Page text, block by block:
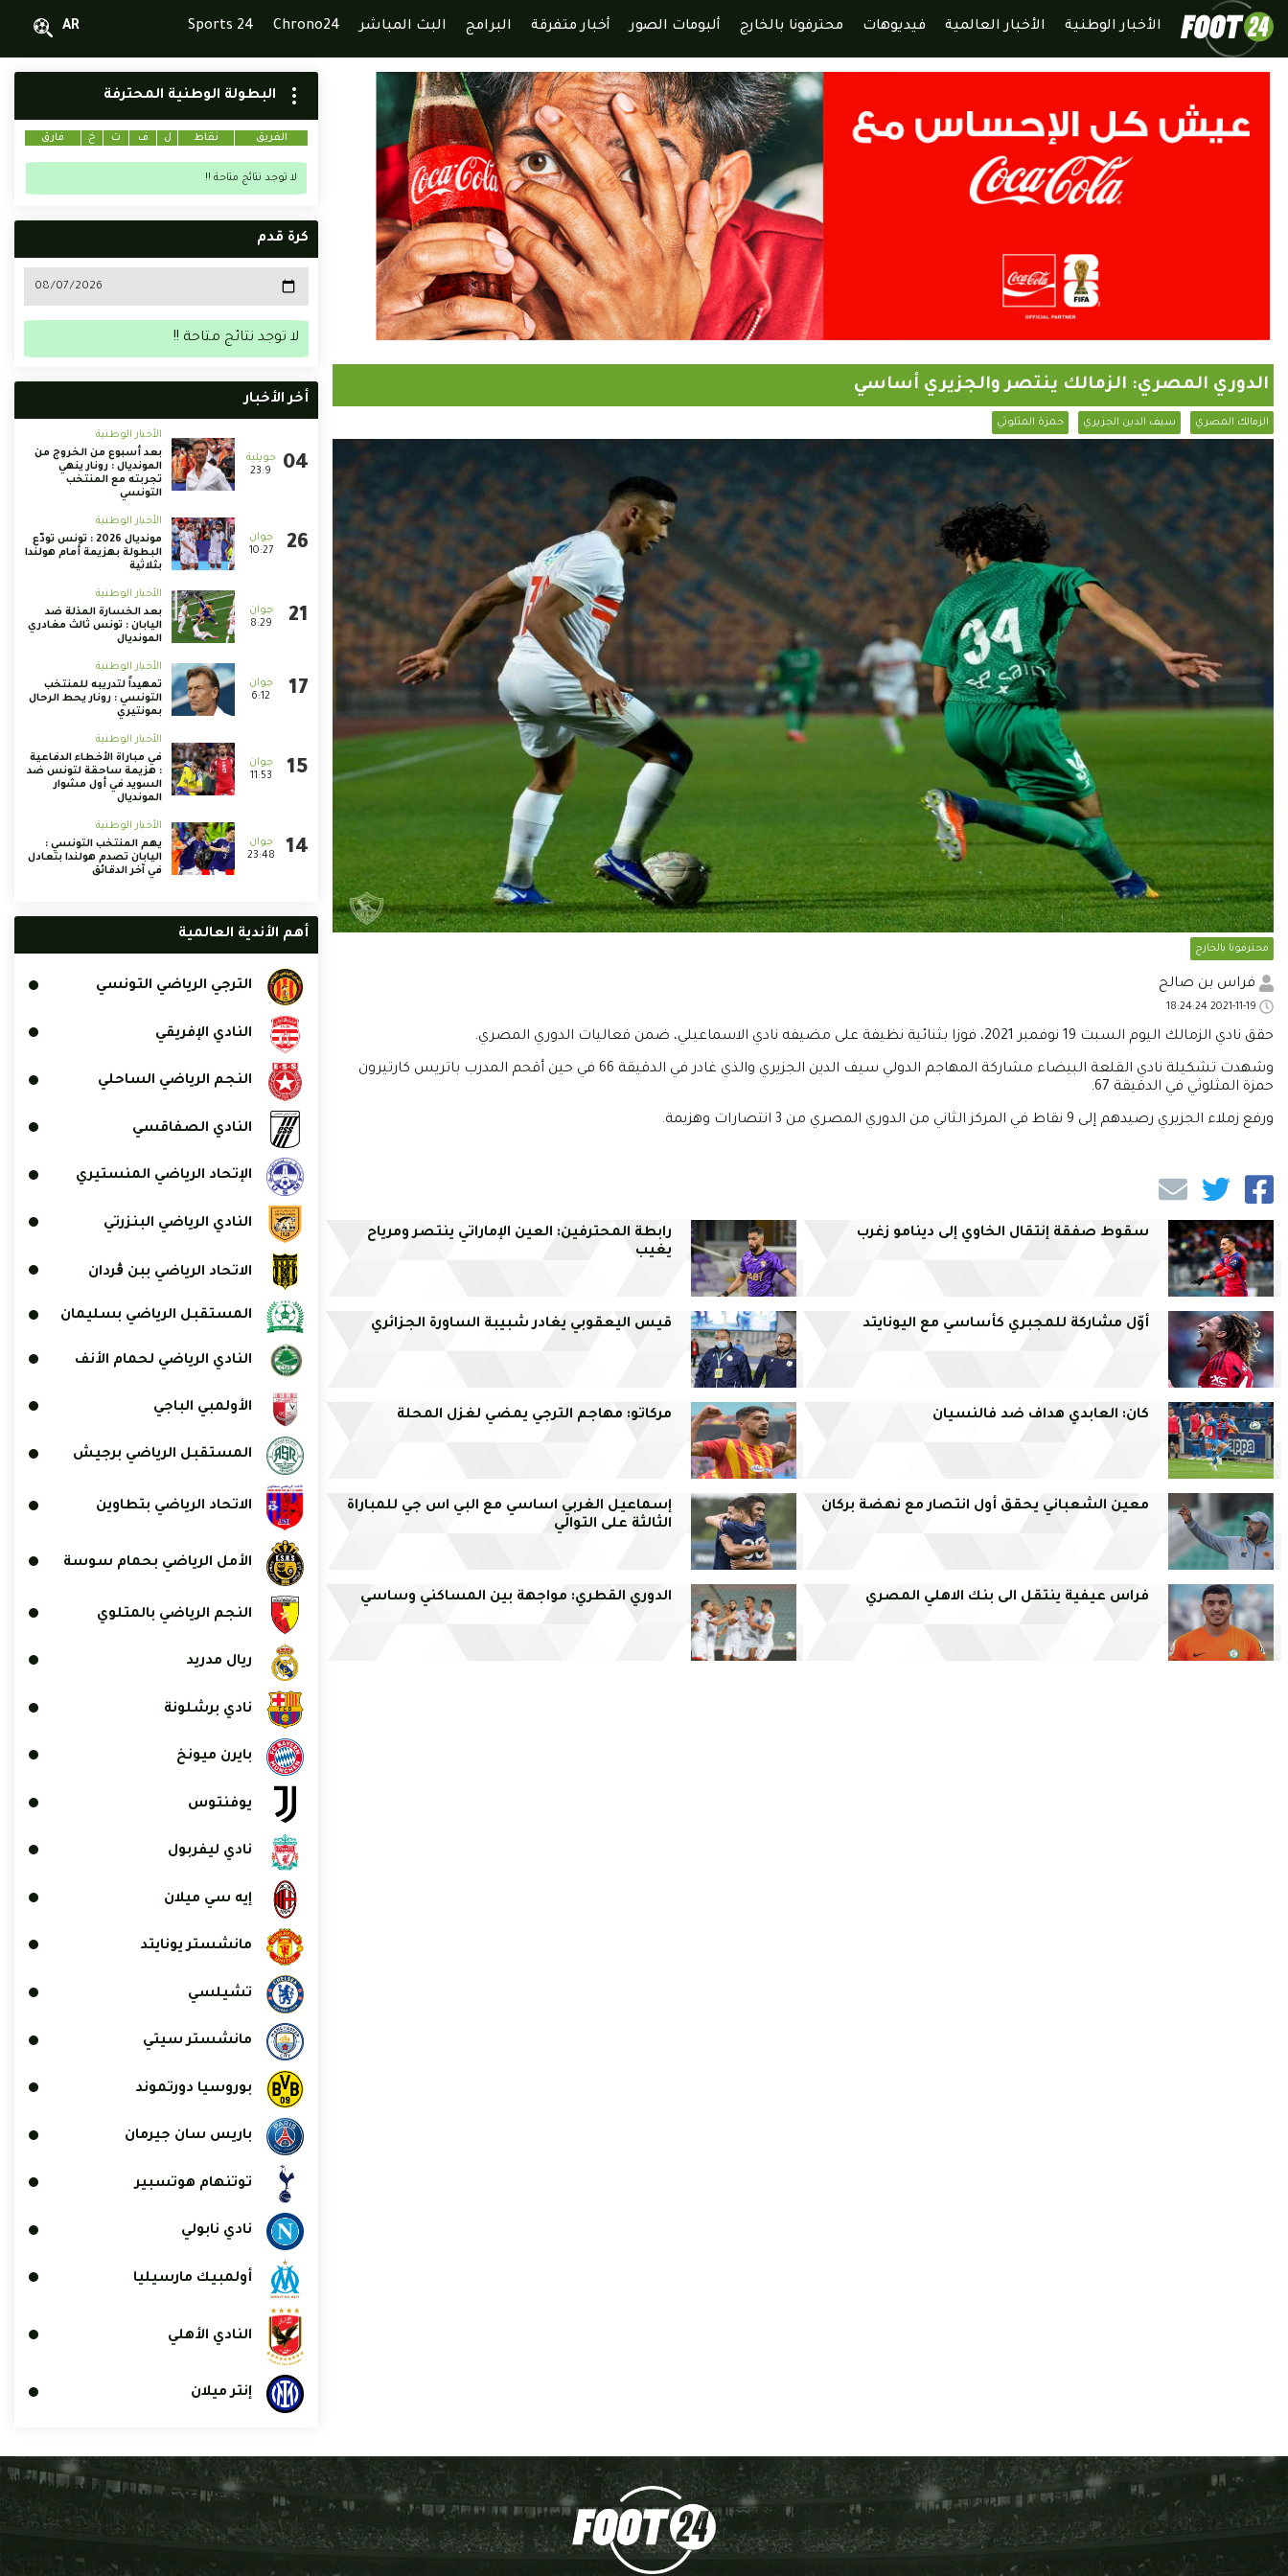
الأخبار الوطنية الأخبار العالمية فيديوهات محترفونا بالخارج ألبومات الصور أخبار متفرقة البرامج البث المباشر Chrono24
Sports 24
AR
الدوري المصري: الزمالك ينتصر والجزيري أساسي
الزمالك المصري سيف الدين الجزيري حمزة المثلوثي
محترفونا بالخارج
فراس بن صالح
حقق نادي الزمالك اليوم السبت 19 نوفمبر 2021، فوزا بثنائية نظيفة على مضيفه نادي الاسماعيلي، ضمن فعاليات الدوري المصري.
وشهدت تشكيلة نادي القلعة البيضاء مشاركة المهاجم الدولي سيف الدين الجزيري والذي غادر في الدقيقة 66 في حين أقحم المدرب باتريس كارتيرون
حمزة المثلوثي في الدقيقة 67.
ورفع زملاء الجزيري رصيدهم إلى 9 نقاط في المركز الثاني من الدوري المصري من 3 انتصارات وهزيمة.
سقوط صفقة إنتقال الخاوي إلى دينامو زغرب
رابطة المحترفين: العين الإماراتي ينتصر ومرياح
يغيب
أوّل مشاركة للمجبري كأساسي مع اليونايتد قيس اليعقوبي يغادر شبيبة الساورة الجزائري
كان: العابدي هداف ضد فالنسيان مركاتو: مهاجم الترجي يمضي لغزل المحلة
معين الشعباني يحقق أول انتصار مع نهضة بركان
إسماعيل الغربي اساسي مع البي اس جي للمباراة
الثالثة على التوالي
فراس عيفية ينتقل الى بنك الاهلي المصري الدوري القطري: مواجهة بين المساكني وساسي
البطولة الوطنية المحترفة
الفريق نقاط ل ف ت خ فارق
لا توجد نتائج متاحة !!
كرة قدم
لا توجد نتائج متاحة !!
أخر الأخبار
23:9
الأخبار الوطنية
بعد أسبوع من الخروج من
المونديال : رونار ينهي
تجربته مع المنتخب
التونسي
10:27
الأخبار الوطنية
مونديال 2026 : تونس تودّع
البطولة بهزيمة أمام هولندا
بثلاثية
8:29
الأخبار الوطنية
بعد الخسارة المذلة ضد
اليابان : تونس ثالث مغادري
المونديال
6:12
الأخبار الوطنية
تمهيداً لتدريبه للمنتخب
التونسي : رونار يحط الرحال
بمونتيري
11:53
الأخبار الوطنية
في مباراة الأخطاء الدفاعية
: هزيمة ساحقة لتونس ضد
السويد في أول مشوار
المونديال
23:48
الأخبار الوطنية
يهم المنتخب التونسي :
اليابان تصدم هولندا بتعادل
في آخر الدقائق
أهم الأندية العالمية
الترجي الرياضي التونسي
النادي الإفريقي
النجم الرياضي الساحلي
النادي الصفاقسي
الإتحاد الرياضي المنستيري
النادي الرياضي البنزرتي
الاتحاد الرياضي ببن ڨردان
المستقبل الرياضي بسليمان
النادي الرياضي لحمام الأنف
الأولمبي الباجي
المستقبل الرياضي برجيش
الاتحاد الرياضي بتطاوين
الأمل الرياضي بحمام سوسة
النجم الرياضي بالمتلوي
ريال مدريد
نادي برشلونة
بايرن ميونخ
يوفنتوس
نادي ليفربول
إيه سي ميلان
مانشستر يونايتد
تشيلسي
مانشستر سيتي
بوروسيا دورتموند
باريس سان جيرمان
توتنهام هوتسبير
نادي نابولي
أولمبيك مارسيليا
النادي الأهلي
إنتر ميلان